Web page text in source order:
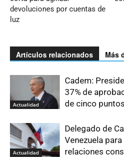
devoluciones por cuentas de
luz
Artículos relacionados Más
Actualidad
Cadem:
37% de
de cinco
Actualidad
Delegado de
Venezuela
relaciones